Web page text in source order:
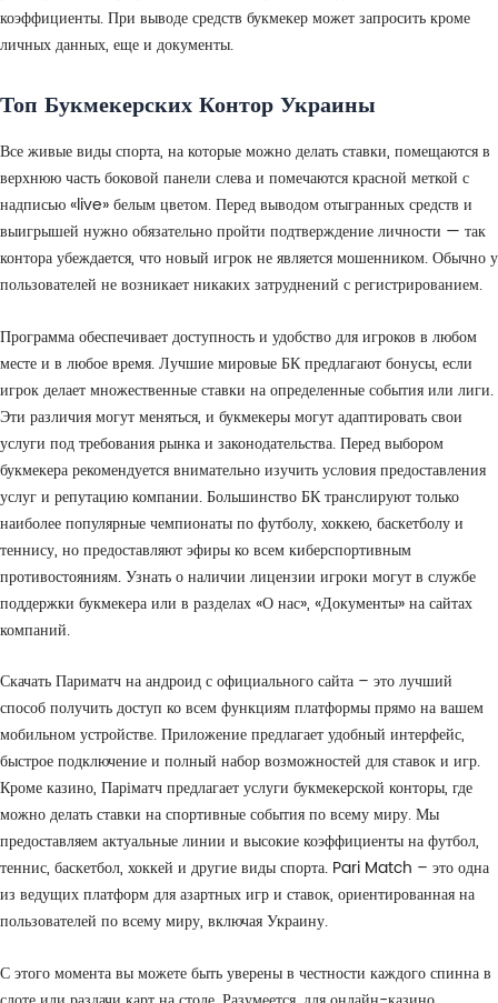
коэффициенты. При выводе средств букмекер может запросить кроме
личных данных, еще и документы.
Топ Букмекерских Контор Украины
Все живые виды спорта, на которые можно делать ставки, помещаются в
верхнюю часть боковой панели слева и помечаются красной меткой с
надписью «live» белым цветом. Перед выводом отыгранных средств и
выигрышей нужно обязательно пройти подтверждение личности — так
контора убеждается, что новый игрок не является мошенником. Обычно у
пользователей не возникает никаких затруднений с регистрированием.
Программа обеспечивает доступность и удобство для игроков в любом
месте и в любое время. Лучшие мировые БК предлагают бонусы, если
игрок делает множественные ставки на определенные события или лиги.
Эти различия могут меняться, и букмекеры могут адаптировать свои
услуги под требования рынка и законодательства. Перед выбором
букмекера рекомендуется внимательно изучить условия предоставления
услуг и репутацию компании. Большинство БК транслируют только
наиболее популярные чемпионаты по футболу, хоккею, баскетболу и
теннису, но предоставляют эфиры ко всем киберспортивным
противостояниям. Узнать о наличии лицензии игроки могут в службе
поддержки букмекера или в разделах «О нас», «Документы» на сайтах
компаний.
Скачать Париматч на андроид с официального сайта – это лучший
способ получить доступ ко всем функциям платформы прямо на вашем
мобильном устройстве. Приложение предлагает удобный интерфейс,
быстрое подключение и полный набор возможностей для ставок и игр.
Кроме казино, Паріматч предлагает услуги букмекерской конторы, где
можно делать ставки на спортивные события по всему миру. Мы
предоставляем актуальные линии и высокие коэффициенты на футбол,
теннис, баскетбол, хоккей и другие виды спорта. Pari Match – это одна
из ведущих платформ для азартных игр и ставок, ориентированная на
пользователей по всему миру, включая Украину.
С этого момента вы можете быть уверены в честности каждого спинна в